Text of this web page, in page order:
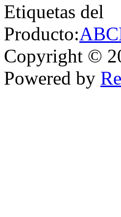
Etiquetas del
Producto:ABC
Copyright ©
Powered by